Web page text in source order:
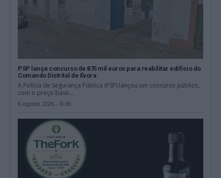
PSP lança concurso de 875 mil euros para reabilitar edifício do
Comando Distrital de Évora
A Polícia de Segurança Pública (PSP) lançou um concurso público,
com o preço base...
6 Agosto, 2026 - 10:36